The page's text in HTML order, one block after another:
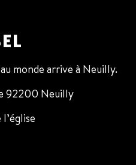
monde arrive à Neuilly.
92200 Neuilly